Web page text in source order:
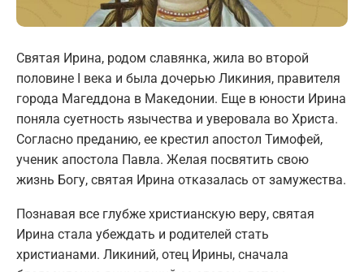
Святая Ирина, родом славянка, жила во второй
половине I века и была дочерью Ликиния, правителя
города Магеддона в Македонии. Еще в юности Ирина
поняла суетность язычества и уверовала во Христа.
Согласно преданию, ее крестил апостол Тимофей,
ученик апостола Павла. Желая посвятить свою
жизнь Богу, святая Ирина отказалась от замужества.
Познавая все глубже христианскую веру, святая
Ирина стала убеждать и родителей стать
христианами. Ликиний, отец Ирины, сначала